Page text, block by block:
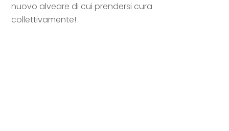
nuovo alveare di cui prendersi cura
collettivamente!